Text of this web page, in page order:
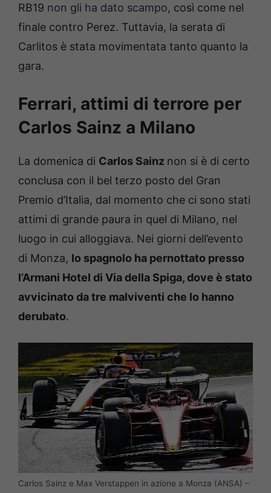
RB19 non gli ha dato scampo, così come nel
finale contro Perez. Tuttavia, la serata di
Carlitos è stata movimentata tanto quanto la
gara.
Ferrari, attimi di terrore per
Carlos Sainz a Milano
La domenica di Carlos Sainz non si è di certo
conclusa con il bel terzo posto del Gran
Premio d’Italia, dal momento che ci sono stati
attimi di grande paura in quel di Milano, nel
luogo in cui alloggiava. Nei giorni dell’evento
di Monza, lo spagnolo ha pernottato presso
l’Armani Hotel di Via della Spiga, dove è stato
avvicinato da tre malviventi che lo hanno
derubato.
Carlos Sainz e Max Verstappen in azione a Monza (ANSA) –